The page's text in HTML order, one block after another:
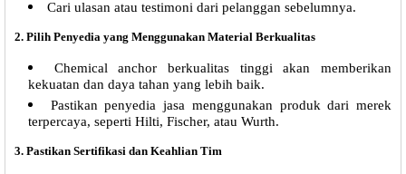
Cari ulasan atau testimoni dari pelanggan sebelumnya.
2. Pilih Penyedia yang Menggunakan Material Berkualitas
Chemical anchor berkualitas tinggi akan memberikan
kekuatan dan daya tahan yang lebih baik.
Pastikan penyedia jasa menggunakan produk dari merek
terpercaya, seperti Hilti, Fischer, atau Wurth.
3. Pastikan Sertifikasi dan Keahlian Tim